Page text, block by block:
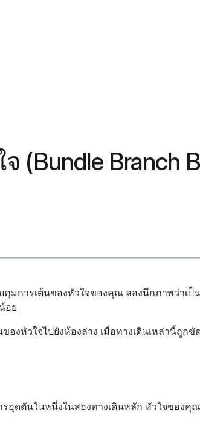
Branch
ารเต้นของหัวใจของคุณ ลองนึกภาพว่าเป็
อย
หัวใจไปยังห้องล่าง เมื่อทางเดินเหล่านี้ถูกขั
ดตันในหนึ่งในสองทางเดินหลัก หัวใจของคุ